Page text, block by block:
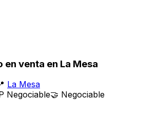
en venta en La Mesa
La Mesa
Negociable🤝 Negociable